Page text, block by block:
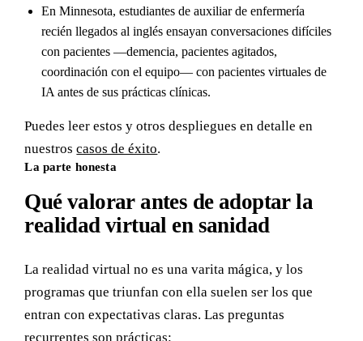
En Minnesota, estudiantes de auxiliar de enfermería
recién llegados al inglés ensayan conversaciones difíciles
con pacientes —demencia, pacientes agitados,
coordinación con el equipo— con pacientes virtuales de
IA antes de sus prácticas clínicas.
Puedes leer estos y otros despliegues en detalle en
nuestroscasos de éxito.
La parte honesta
Qué valorar antes de adoptar la
realidad virtual en sanidad
La realidad virtual no es una varita mágica, y los
programas que triunfan con ella suelen ser los que
entran con expectativas claras. Las preguntas
recurrentes son prácticas: